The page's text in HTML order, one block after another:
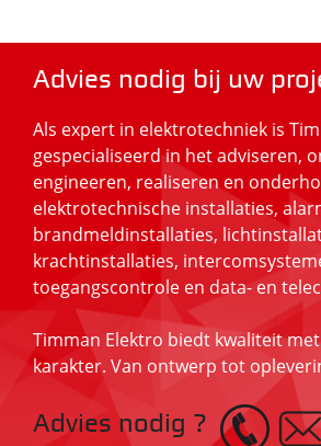
Advies nodig bij uw
Als expert in elektrotechniek is
gespecialiseerd in het adviseren,
engineeren, realiseren en
elektrotechnische installaties,
brandmeldinstallaties,
krachtinstallaties,
toegangscontrole en data- en
Timman Elektro biedt kwaliteit
karakter. Van ontwerp tot
Advies nodig ?